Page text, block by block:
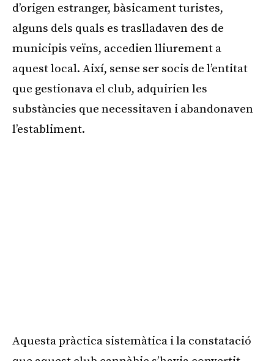
d’origen estranger, bàsicament turistes,
alguns dels quals es traslladaven des de
municipis veïns, accedien lliurement a
aquest local. Així, sense ser socis de l’entitat
que gestionava el club, adquirien les
substàncies que necessitaven i abandonaven
l’establiment.
Aquesta pràctica sistemàtica i la constatació